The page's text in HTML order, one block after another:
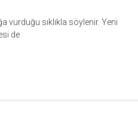
vurduğu sıklıkla söylenir. Yeni
de